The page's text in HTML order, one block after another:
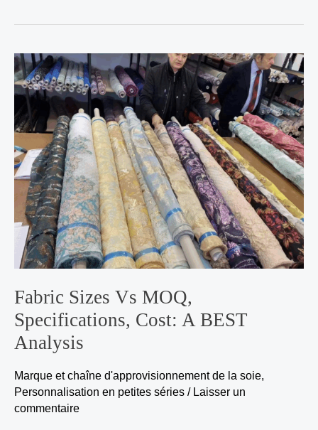
Fabric Sizes Vs MOQ,
Specifications, Cost: A BEST
Analysis
Marque et chaîne d'approvisionnement de la soie,
Personnalisation en petites séries / Laisser un
commentaire
Fabric
Sizes
vs
MOQ,
Specifications,
cost:
A
BEST
Analysis